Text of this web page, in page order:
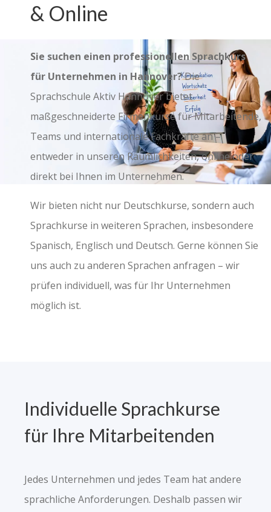
& Online
Sie suchen einen professionellen Sprachkurs
für Unternehmen in Hannover?Die
Sprachschule Aktiv Hannover bietet
maßgeschneiderte Firmenkurse für Mitarbeitende,
Teams und internationale Fachkräfte an –
entweder in unseren Räumlichkeiten, online oder
direkt bei Ihnen im Unternehmen.
Wir bieten nicht nur Deutschkurse, sondern auch
Sprachkurse in weiteren Sprachen, insbesondere
Spanisch, Englisch und Deutsch. Gerne können Sie
uns auch zu anderen Sprachen anfragen – wir
prüfen individuell, was für Ihr Unternehmen
möglich ist.
Individuelle Sprachkurse
für Ihre Mitarbeitenden
Jedes Unternehmen und jedes Team hat andere
sprachliche Anforderungen. Deshalb passen wir